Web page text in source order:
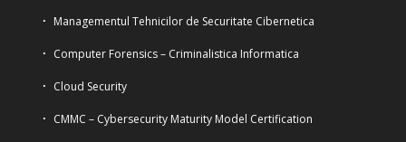
Managementul Tehnicilor de Securitate Cibernetica
Computer Forensics – Criminalistica Informatica
Cloud Security
CMMC – Cybersecurity Maturity Model Certification